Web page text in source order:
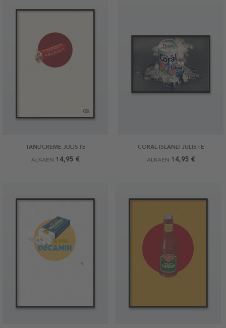
TANDCREME JULISTE
ALKAEN 14,95 €
CORAL ISLAND JULISTE
ALKAEN 14,95 €